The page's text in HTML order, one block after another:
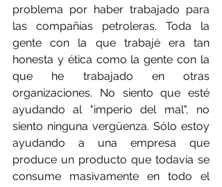
problema por haber trabajado para
las compañías petroleras. Toda la
gente con la que trabajé era tan
honesta y ética como la gente con la
que he trabajado en otras
organizaciones. No siento que esté
ayudando al "imperio del mal", no
siento ninguna vergüenza. Sólo estoy
ayudando a una empresa que
produce un producto que todavía se
consume masivamente en todo el